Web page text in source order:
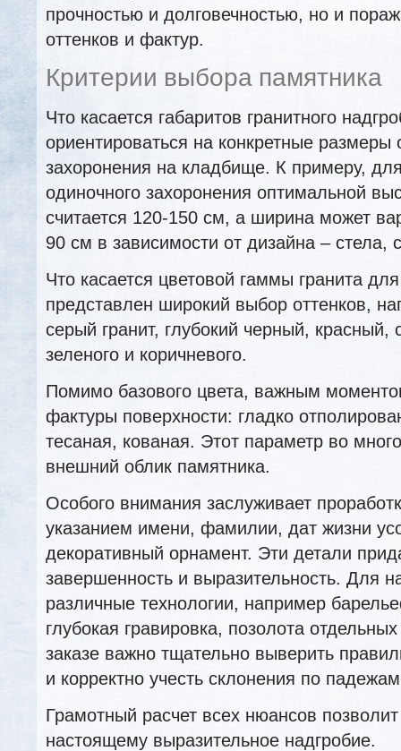
прочностью и долговечностью, но и
оттенков и фактур.
Критерии выбора памятника
Что касается габаритов гранитного
ориентироваться на конкретные размеры
захоронения на кладбище. К примеру,
одиночного захоронения оптимальной
считается 120-150 см, а ширина может
90 см в зависимости от дизайна – стела,
Что касается цветовой гаммы гранита
представлен широкий выбор оттенков,
серый гранит, глубокий черный, красный,
зеленого и коричневого.
Помимо базового цвета, важным
фактуры поверхности: гладко
тесаная, кованая. Этот параметр во
внешний облик памятника.
Особого внимания заслуживает
указанием имени, фамилии, дат жизни
декоративный орнамент. Эти детали
завершенность и выразительность. Для
различные технологии, например
глубокая гравировка, позолота
заказе важно тщательно выверить
и корректно учесть склонения по
Грамотный расчет всех нюансов
настоящему выразительное надгробие.